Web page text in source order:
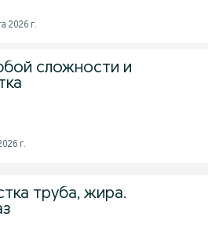
2026 г.
сложности и
г.
труба, жира.